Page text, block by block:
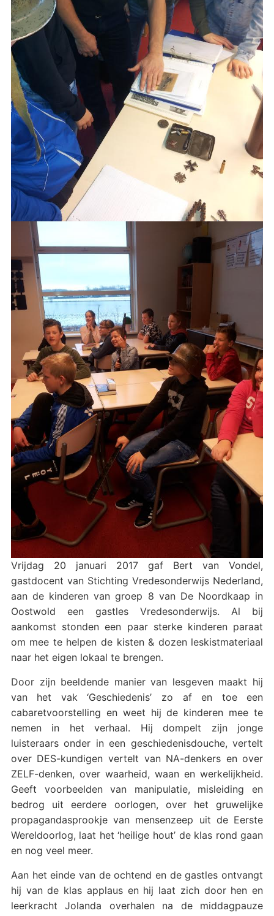
Vrijdag 20 januari 2017 gaf Bert van Vondel,
gastdocent van Stichting Vredesonderwijs Nederland,
aan de kinderen van groep 8 van De Noordkaap in
Oostwold een gastles Vredesonderwijs. Al bij
aankomst stonden een paar sterke kinderen paraat
om mee te helpen de kisten & dozen leskistmateriaal
naar het eigen lokaal te brengen.
Door zijn beeldende manier van lesgeven maakt hij
van het vak ‘Geschiedenis’ zo af en toe een
cabaretvoorstelling en weet hij de kinderen mee te
nemen in het verhaal. Hij dompelt zijn jonge
luisteraars onder in een geschiedenisdouche, vertelt
over DES-kundigen vertelt van NA-denkers en over
ZELF-denken, over waarheid, waan en werkelijkheid.
Geeft voorbeelden van manipulatie, misleiding en
bedrog uit eerdere oorlogen, over het gruwelijke
propagandasprookje van mensenzeep uit de Eerste
Wereldoorlog, laat het ‘heilige hout’ de klas rond gaan
en nog veel meer.
Aan het einde van de ochtend en de gastles ontvangt
hij van de klas applaus en hij laat zich door hen en
leerkracht Jolanda overhalen na de middagpauze